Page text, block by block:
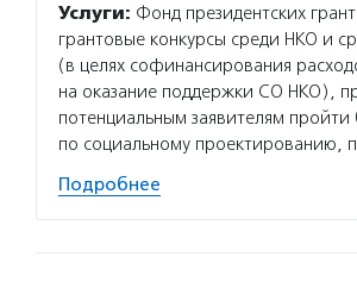
Услуги: Фонд президентских
грантовые конкурсы среди НКО и
(в целях софинансирования
на оказание поддержки СО НКО),
потенциальным заявителям пройти
по социальному проектированию,
Подробнее